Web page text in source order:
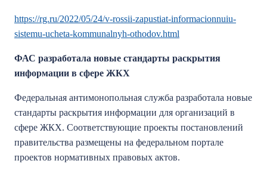
https://rg.ru/2022/05/24/v-rossii-zapustiat-informacionnuiu-
sistemu-ucheta-kommunalnyh-othodov.html
ФАС разработала новые стандарты раскрытия
информации в сфере ЖКХ
Федеральная антимонопольная служба разработала новые
стандарты раскрытия информации для организаций в
сфере ЖКХ. Соответствующие проекты постановлений
правительства размещены на федеральном портале
проектов нормативных правовых актов.